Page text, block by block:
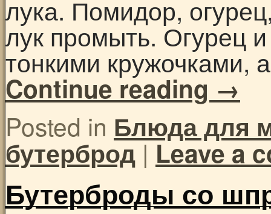
лука. Помидор,
лук промыть. Огурец
тонкими
Continue reading →
Posted in Блюда для
бутерброд| Leave a
Бутерброды со